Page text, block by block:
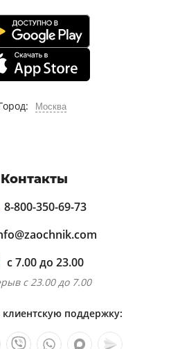
Москва
Контакты
8-800-350-69-73
с 7.00 до 23.00
с 23.00 до 7.00
клиентскую поддержку: